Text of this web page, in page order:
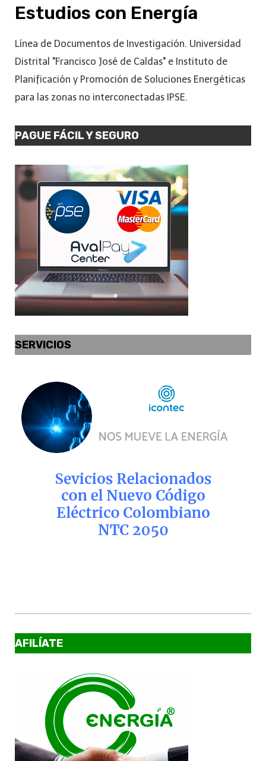
Estudios con Energía
Línea de Documentos de Investigación. Universidad
Distrital "Francisco José de Caldas" e Instituto de
Planificación y Promoción de Soluciones Energéticas
para las zonas no interconectadas IPSE.
PAGUE FÁCIL Y SEGURO
SERVICIOS
AFILÍATE